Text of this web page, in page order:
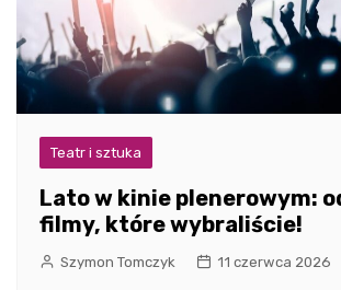
Teatr i sztuka
Lato w kinie plenerowym:
filmy, które wybraliście!
Szymon Tomczyk 11 czerwca 2026